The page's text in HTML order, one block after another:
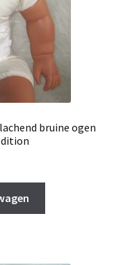
bruine ogen